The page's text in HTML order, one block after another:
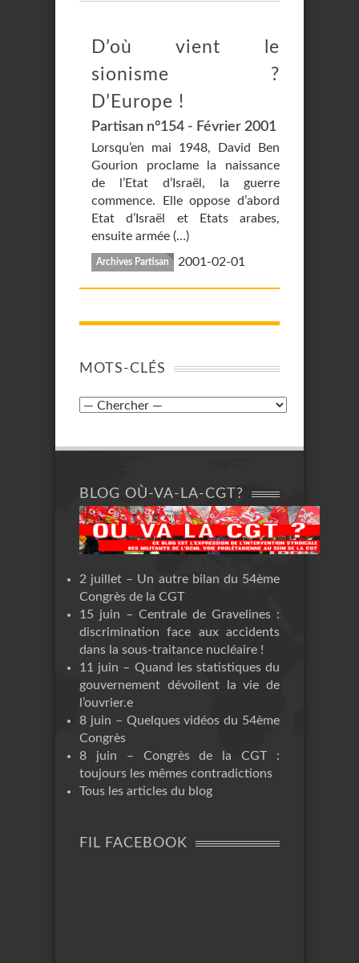
D’où vient le
sionisme ?
D’Europe !
Partisan n°154 - Février 2001
Lorsqu’en mai 1948, David Ben
Gourion proclame la naissance
de l’Etat d’Israël, la guerre
commence. Elle oppose d’abord
Etat d’Israël et Etats arabes,
ensuite armée (…)
Archives Partisan 2001-02-01
MOTS-CLÉS
BLOG OÙ-VA-LA-CGT?
2 juillet – Un autre bilan du 54ème
Congrès de la CGT
15 juin – Centrale de Gravelines :
discrimination face aux accidents
dans la sous-traitance nucléaire !
11 juin – Quand les statistiques du
gouvernement dévoilent la vie de
l’ouvrier.e
8 juin – Quelques vidéos du 54ème
Congrès
8 juin – Congrès de la CGT :
toujours les mêmes contradictions
Tous les articles du blog
FIL FACEBOOK